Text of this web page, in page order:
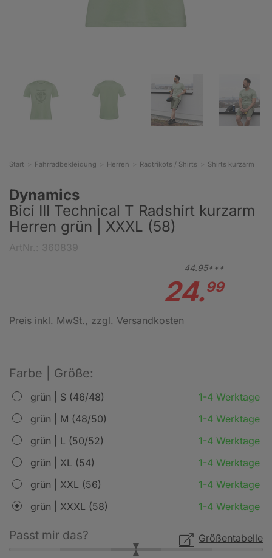
Start Fahrradbekleidung Herren Radtrikots / Shirts Shirts kurzarm
Dynamics
Bici III Technical T Radshirt kurzarm
Herren grün | XXXL (58)
44.95***
24.99
Preis inkl. MwSt., zzgl. Versandkosten
Farbe | Größe:
grün | S (46/48)
1-4 Werktage
grün | M (48/50)
1-4 Werktage
grün | L (50/52)
1-4 Werktage
grün | XL (54)
1-4 Werktage
grün | XXL (56)
1-4 Werktage
grün | XXXL (58)
1-4 Werktage
Größentabelle
Passt mir das?